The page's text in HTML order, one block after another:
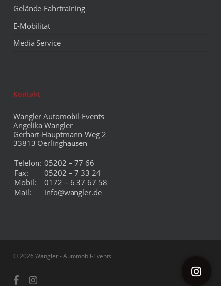
Gelände-Fahrtraining
E-Mobilität
Media Service
Kontakt
Wangler Automobil-Events
Angelika Wangler
Gerhart-Hauptmann-Weg 2
33813 Oerlinghausen
Telefon: 05202 – 77 66
Fax:
05202 – 7 33 24
Mobil:
0172 – 6 37 67 58
Mail:
info@wangler.de
© 2026 Wangler - Automobil-Events.
facebookinstagram